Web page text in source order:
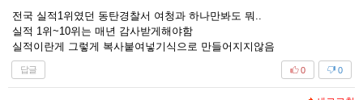
전국 실적1위였던 동탄경찰서 여청과 하나만봐도 뭐..
실적 1위~10위는 매년 감사받게해야함
실적이란게 그렇게 복사붙여넣기식으로 만들어지지않음
답글 0
0